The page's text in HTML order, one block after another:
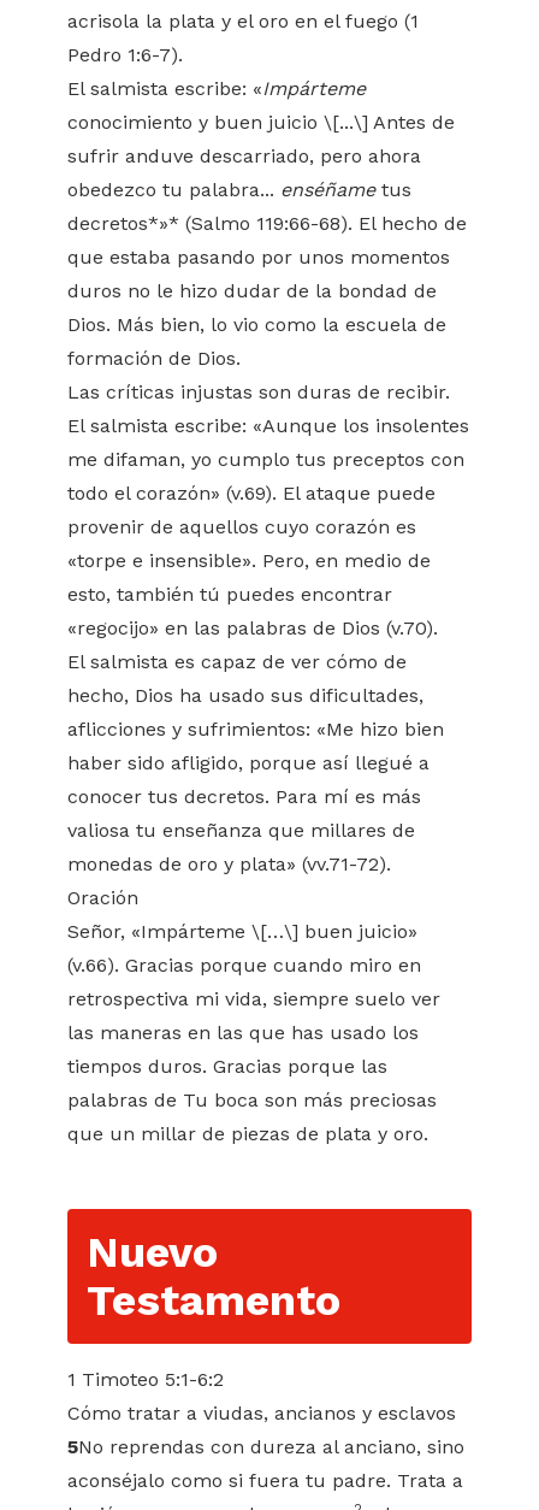
acrisola la plata y el oro en el fuego (1
Pedro 1:6-7).
El salmista escribe: «Impárteme
conocimiento y buen juicio \[...\] Antes de
sufrir anduve descarriado, pero ahora
obedezco tu palabra... enséñametus
decretos*»* (Salmo 119:66-68). El hecho de
que estaba pasando por unos momentos
duros no le hizo dudar de la bondad de
Dios. Más bien, lo vio como la escuela de
formación de Dios.
Las críticas injustas son duras de recibir.
El salmista escribe: «Aunque los insolentes
me difaman, yo cumplo tus preceptos con
todo el corazón» (v.69). El ataque puede
provenir de aquellos cuyo corazón es
«torpe e insensible». Pero, en medio de
esto, también tú puedes encontrar
«regocijo» en las palabras de Dios (v.70).
El salmista es capaz de ver cómo de
hecho, Dios ha usado sus dificultades,
aflicciones y sufrimientos: «Me hizo bien
haber sido afligido, porque así llegué a
conocer tus decretos. Para mí es más
valiosa tu enseñanza que millares de
monedas de oro y plata» (vv.71-72).
Oración
Señor, «Impárteme \[…\] buen juicio»
(v.66). Gracias porque cuando miro en
retrospectiva mi vida, siempre suelo ver
las maneras en las que has usado los
tiempos duros. Gracias porque las
palabras de Tu boca son más preciosas
que un millar de piezas de plata y oro.
Nuevo
Testamento
1 Timoteo 5:1-6:2
Cómo tratar a viudas, ancianos y esclavos
5No reprendas con dureza al anciano, sino
aconséjalo como si fuera tu padre. Trata a